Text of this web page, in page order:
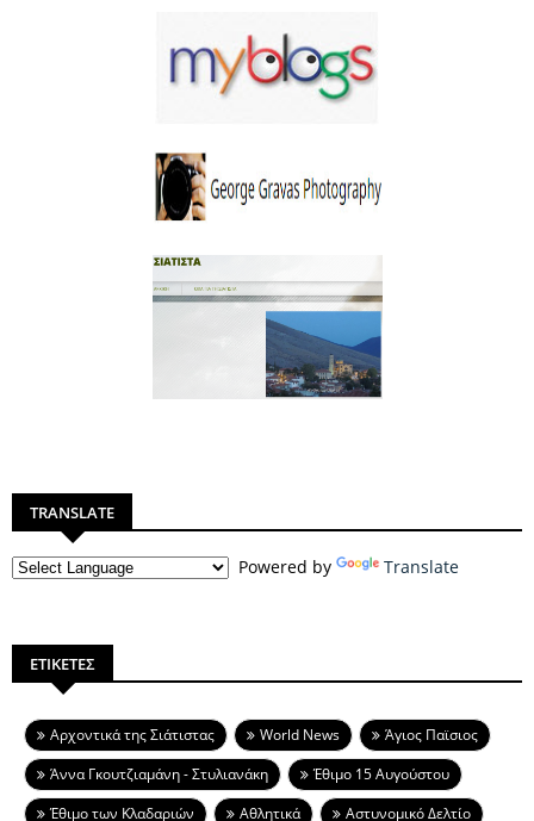
TRANSLATE
Powered by Translate
ΕΤΙΚΕΤΕΣ
Aρχοντικά της Σιάτιστας World News
Άγιος Παϊσιος
Άννα Γκουτζιαμάνη - Στυλιανάκη
Έθιμο 15 Αυγούστου
Έθιμο των Κλαδαριών
Αθλητικά
Αστυνομικό Δελτίο